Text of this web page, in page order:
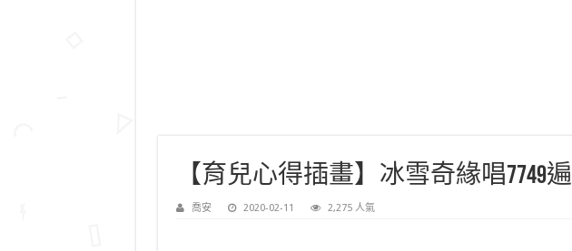
【育兒心得插畫】冰雪奇緣唱7749遍
喬安 2020-02-11 2,275 人氣